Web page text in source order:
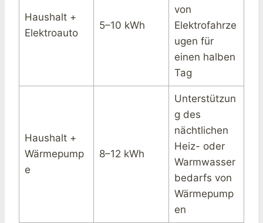
Haushalt +
Elektroauto
5–10 kWh
von
Elektrofahrze
ugen für
einen halben
Tag
Haushalt +
Wärmepump
e
8–12 kWh
Unterstützun
g des
nächtlichen
Heiz- oder
Warmwasser
bedarfs von
Wärmepump
en